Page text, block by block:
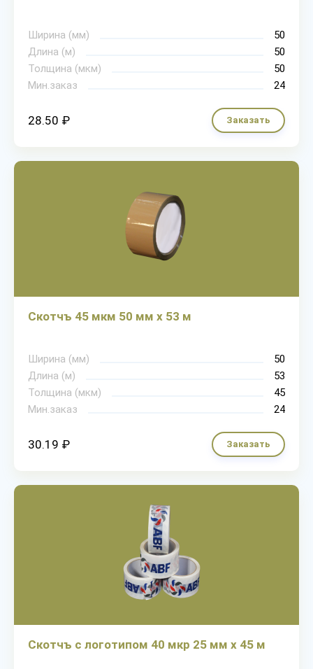
Ширина (мм)
50
Длина (м)
50
Толщина (мкм)
50
Мин.заказ
24
28.50 ₽ Заказать
Скотчъ 45 мкм 50 мм х 53 м
Ширина (мм)
50
Длина (м)
53
Толщина (мкм)
45
Мин.заказ
24
30.19 ₽ Заказать
Скотчъ с логотипом 40 мкр 25 мм х 45 м